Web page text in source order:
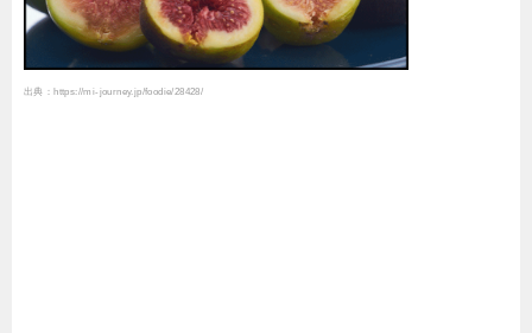
出典：https://mi-journey.jp/foodie/28428/